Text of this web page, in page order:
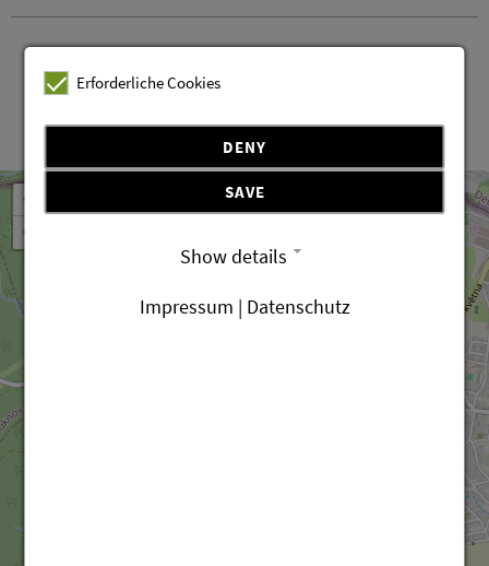
+
−
Leaflet
Erforderliche Cookies
DENY
SAVE
Show details
Impressum | Datenschutz